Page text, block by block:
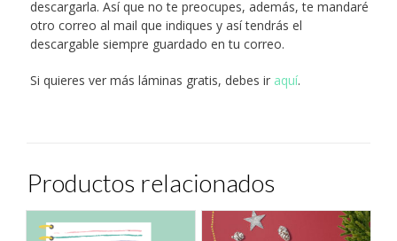
descargarla. Así que no te preocupes, además, te mandaré
otro correo al mail que indiques y así tendrás el
descargable siempre guardado en tu correo.
Si quieres ver más láminas gratis, debes ir aquí.
Productos relacionados